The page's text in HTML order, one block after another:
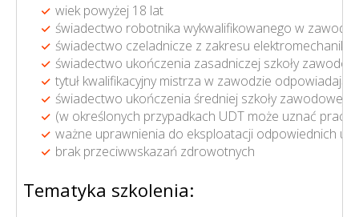
wiek powyżej 18 lat
świadectwo robotnika wykwalifikowanego w
świadectwo czeladnicze z zakresu
świadectwo ukończenia zasadniczej szkoły
tytuł kwalifikacyjny mistrza w zawodzie
świadectwo ukończenia średniej szkoły zawodowej
(w określonych przypadkach UDT może uznać
ważne uprawnienia do eksploatacji odpowiednich
brak przeciwwskazań zdrowotnych
Tematyka szkolenia: